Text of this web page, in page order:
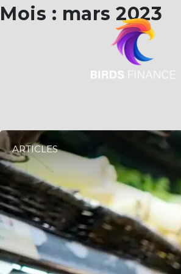
Skip
to
Mois : mars 2023
ARTICLES